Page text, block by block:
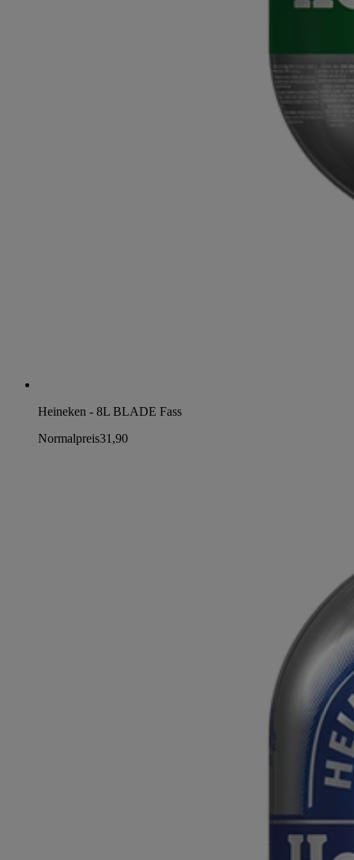
Heineken - 8L BLADE Fass
Normalpreis31,90